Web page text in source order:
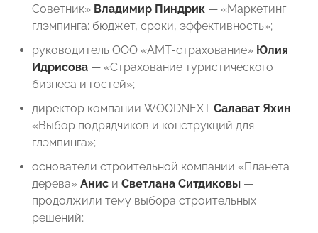
Советник» Владимир Пиндрик — «Маркетинг
глэмпинга: бюджет, сроки, эффективность»;
руководитель ООО «АМТ-страхование» Юлия
Идрисова — «Страхование туристического
бизнеса и гостей»;
директор компании WOODNEXT Салават Яхин —
«Выбор подрядчиков и конструкций для
глэмпинга»;
основатели строительной компании «Планета
дерева» Анис и Светлана Ситдиковы —
продолжили тему выбора строительных
решений;